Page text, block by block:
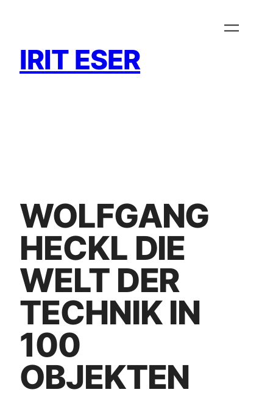
IRIT ESER
WOLFGANG
HECKL DIE
WELT DER
TECHNIK IN
100
OBJEKTEN